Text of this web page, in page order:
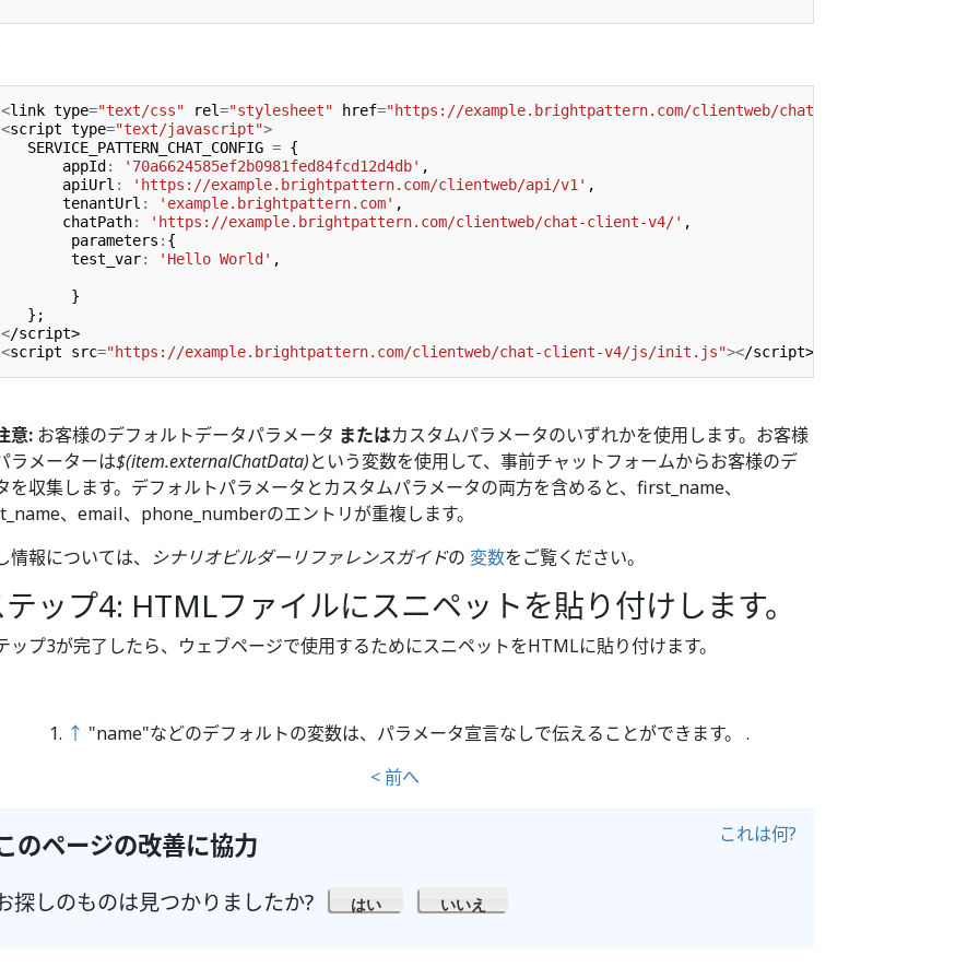
<link type="text/css" rel="stylesheet" href="https://example.brightpattern.com/clientweb/chat-client-v4/css/
<script type="text/javascript">
SERVICE_PATTERN_CHAT_CONFIG = {
appId : '70a6624585ef2b0981fed84fcd12d4db' ,
apiUrl : 'https://example.brightpattern.com/clientweb/api/v1' ,
tenantUrl : 'example.brightpattern.com' ,
chatPath: 'https://example.brightpattern.com/clientweb/chat-client-v4/' ,
parameters : {
test_var: 'Hello World' ,
}
};
</script>
<script src="https://example.brightpattern.com/clientweb/chat-client-v4/js/init.js"></script>
意: お客様のデフォルトデータパラメータ またはカスタムパラメータのいずれかを使用します。お客様
ラメーターは$(item.externalChatData)という変数を使用して、事前チャットフォームからお客様のデ
を収集します。デフォルトパラメータとカスタムパラメータの両方を含めると、first_name、
、email、phone_numberのエントリが重複します。
情報については、 シナリオビルダーリファレンスガイドの 変数をご覧ください。
テップ4: HTMLファイルにスニペットを貼り付けします。
ップ3が完了したら、ウェブページで使用するためにスニペットをHTMLに貼り付けます。
↑ "name"などのデフォルトの変数は、パラメータ宣言なしで伝えることができます。 .
< 前へ
のページの改善に協力 これは何?
探しのものは見つかりましたか? はい いいえ